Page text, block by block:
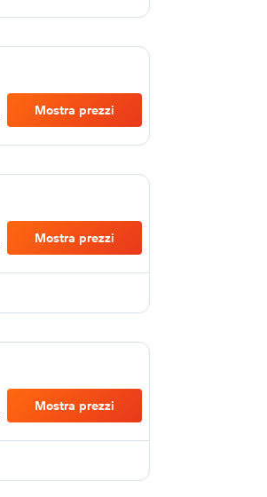
Mostra prezzi
Mostra prezzi
Mostra prezzi